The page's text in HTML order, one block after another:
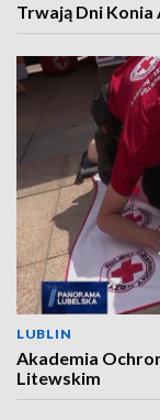
Trwają Dni
LUBLIN
Akademia
Litewskim